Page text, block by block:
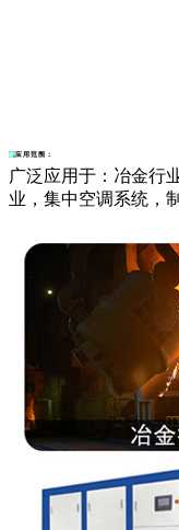
应用范围：
广泛应用于：冶金行
业，集中空调系统，